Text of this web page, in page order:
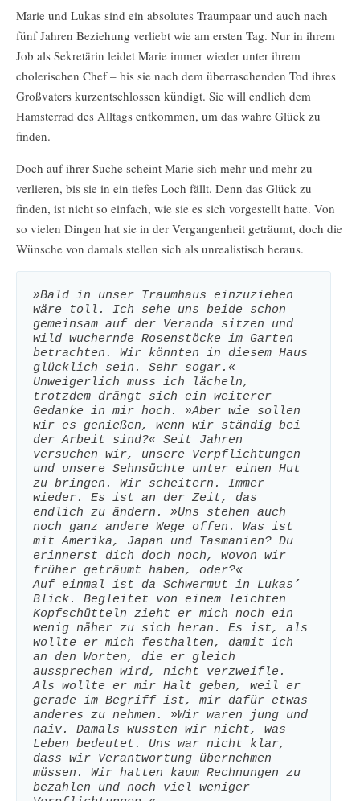
Marie und Lukas sind ein absolutes Traumpaar und auch nach
fünf Jahren Beziehung verliebt wie am ersten Tag. Nur in ihrem
Job als Sekretärin leidet Marie immer wieder unter ihrem
cholerischen Chef – bis sie nach dem überraschenden Tod ihres
Großvaters kurzentschlossen kündigt. Sie will endlich dem
Hamsterrad des Alltags entkommen, um das wahre Glück zu
finden.
Doch auf ihrer Suche scheint Marie sich mehr und mehr zu
verlieren, bis sie in ein tiefes Loch fällt. Denn das Glück zu
finden, ist nicht so einfach, wie sie es sich vorgestellt hatte. Von
so vielen Dingen hat sie in der Vergangenheit geträumt, doch die
Wünsche von damals stellen sich als unrealistisch heraus.
»Bald in unser Traumhaus einzuziehen
wäre toll. Ich sehe uns beide schon
gemeinsam auf der Veranda sitzen und
wild wuchernde Rosenstöcke im Garten
betrachten. Wir könnten in diesem Haus
glücklich sein. Sehr sogar.«
Unweigerlich muss ich lächeln,
trotzdem drängt sich ein weiterer
Gedanke in mir hoch. »Aber wie sollen
wir es genießen, wenn wir ständig bei
der Arbeit sind?« Seit Jahren
versuchen wir, unsere Verpflichtungen
und unsere Sehnsüchte unter einen Hut
zu bringen. Wir scheitern. Immer
wieder. Es ist an der Zeit, das
endlich zu ändern. »Uns stehen auch
noch ganz andere Wege offen. Was ist
mit Amerika, Japan und Tasmanien? Du
erinnerst dich doch noch, wovon wir
früher geträumt haben, oder?«
Auf einmal ist da Schwermut in Lukas’
Blick. Begleitet von einem leichten
Kopfschütteln zieht er mich noch ein
wenig näher zu sich heran. Es ist, als
wollte er mich festhalten, damit ich
an den Worten, die er gleich
aussprechen wird, nicht verzweifle.
Als wollte er mir Halt geben, weil er
gerade im Begriff ist, mir dafür etwas
anderes zu nehmen. »Wir waren jung und
naiv. Damals wussten wir nicht, was
Leben bedeutet. Uns war nicht klar,
dass wir Verantwortung übernehmen
müssen. Wir hatten kaum Rechnungen zu
bezahlen und noch viel weniger